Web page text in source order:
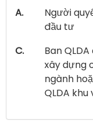
A.
Người
đầu tư
C.
Ban
xây dựng
ngành
QLDA khu